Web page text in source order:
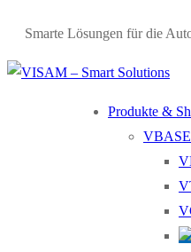
Smarte Lösungen für die
Produkte &
VBASE